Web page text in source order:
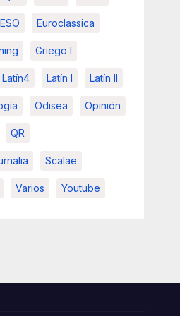
ESO Euroclassica
Griego I
Latín4 Latín I Latín II
Odisea Opinión
QR
Scalae
Varios Youtube